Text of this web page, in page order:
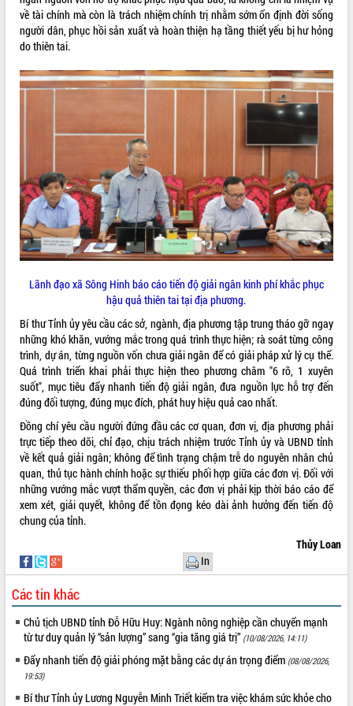
sầu riêng tại Đắk Lắk
Trình diễn nghệ thuật chế biến các
món ăn từ sầu riêng
tiến đầu tư tỉnh
Ngành cá ngừ Đắk Lắk chủ động thích
ứng để giữ vững thị trường xuất khẩu
Diễn đàn Kinh tế tư nhân Việt Nam đột
phá cơ chế - Hợp tác công tư
Đề án 06 tạo bước ngoặt đột phá trong
cải cách hành chính tỉnh Đắk Lắk
Kết nối tour, đẩy mạnh chuyển đổi số
để phát triển du lịch Đắk Lắk
Khởi động Dự án Đầu tư xây dựng hạ
tầng kỹ thuật Cụm công nghiệp Tân
Gặp mặt các cơ quan báo chí nhân Kỷ
niệm 101 năm Ngày Báo chí Cách
mạng Việt Nam
Đắk Lắk sơ kết 4 năm triển khai thực
hiện Đề án 06 của Chính phủ
Họp báo thông tin về Hội nghị Công bố
Quy hoạch và Xúc tiến đầu tư tỉnh Đắk
Lắk
Khơi thông điểm nghẽn, đẩy nhanh
giải ngân vốn khắc phục thiên tai
HĐND tỉnh thông qua điều chỉnh Quy
hoạch tỉnh thời kỳ 2021-2030
Hội thảo góp ý hồ sơ điều chỉnh quy
hoạch tỉnh Đắk Lắk thời kỳ 2021-2030,
tầm nhìn đến năm 2050
doanh nghiệp nhà nước
truyền số liệu chuyên dùng phục vụ cơ
quan Đảng, Nhà nước
Lễ phát động chuỗi hoạt động chung
Xã Ea Kar bước chuyển mình trong
công tác cải cách hành chính mô hình
mới
về tài chính mà còn là trách nhiệm chính trị nhằm sớm ổn định đời sống
người dân, phục hồi sản xuất và hoàn thiện hạ tầng thiết yếu bị hư hỏng
do thiên tai.
Lãnh đạo xã Sông Hinh báo cáo tiến độ giải ngân kinh phí khắc phục
hậu quả thiên tai tại địa phương.
Bí thư Tỉnh ủy yêu cầu các sở, ngành, địa phương tập trung tháo gỡ ngay
những khó khăn, vướng mắc trong quá trình thực hiện; rà soát từng công
trình, dự án, từng nguồn vốn chưa giải ngân để có giải pháp xử lý cụ thể.
Quá trình triển khai phải thực hiện theo phương châm "6 rõ, 1 xuyên
suốt", mục tiêu đẩy nhanh tiến độ giải ngân, đưa nguồn lực hỗ trợ đến
đúng đối tượng, đúng mục đích, phát huy hiệu quả cao nhất.
Đồng chí yêu cầu người đứng đầu các cơ quan, đơn vị, địa phương phải
trực tiếp theo dõi, chỉ đạo, chịu trách nhiệm trước Tỉnh ủy và UBND tỉnh
về kết quả giải ngân; không để tình trạng chậm trễ do nguyên nhân chủ
quan, thủ tục hành chính hoặc sự thiếu phối hợp giữa các đơn vị. Đối với
những vướng mắc vượt thẩm quyền, các đơn vị phải kịp thời báo cáo để
xem xét, giải quyết, không để tồn đọng kéo dài ảnh hưởng đến tiến độ
chung của tỉnh.
Thủy Loan
In
Các tin khác
Chủ tịch UBND tỉnh Đỗ Hữu Huy: Ngành nông nghiệp cần chuyển mạnh
từ tư duy quản lý “sản lượng” sang “gia tăng giá trị” (10/08/2026, 14:11)
Đẩy nhanh tiến độ giải phóng mặt bằng các dự án trọng điểm (08/08/2026,
19:53)
Bí thư Tỉnh ủy Lương Nguyễn Minh Triết kiểm tra việc khám sức khỏe cho